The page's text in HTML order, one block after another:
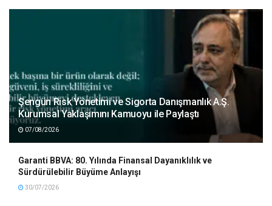
Şengün Risk Yönetimi ve Sigorta Danışmanlık A.Ş.
Kurumsal Yaklaşımını Kamuoyu ile Paylaştı
07/08/2026
Garanti BBVA: 80. Yılında Finansal Dayanıklılık ve
Sürdürülebilir Büyüme Anlayışı
30/07/2026